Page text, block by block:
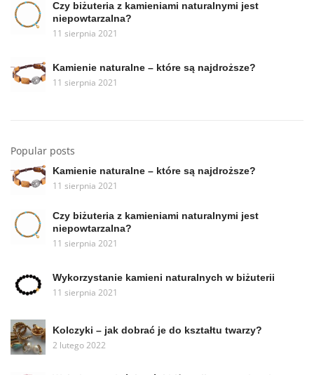
Czy biżuteria z kamieniami naturalnymi jest
niepowtarzalna?
11 sierpnia 2021
Kamienie naturalne – które są najdroższe?
11 sierpnia 2021
Popular posts
Kamienie naturalne – które są najdroższe?
11 sierpnia 2021
Czy biżuteria z kamieniami naturalnymi jest
niepowtarzalna?
11 sierpnia 2021
Wykorzystanie kamieni naturalnych w biżuterii
11 sierpnia 2021
Kolczyki – jak dobrać je do kształtu twarzy?
2 lutego 2022